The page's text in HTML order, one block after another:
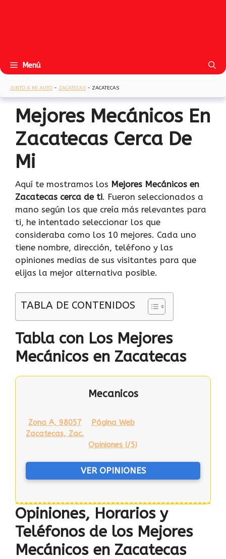
Menú
JUNTO A MI AUTO - ZACATECAS - ZACATECAS
Mejores Mecánicos En
Zacatecas Cerca De
Mi
Aquí te mostramos los Mejores Mecánicos en
Zacatecas cerca de ti. Fueron seleccionados a
mano según los que creía más relevantes para
ti, he intentado seleccionar los que
consideraba como los 10 mejores. Cada uno
tiene nombre, dirección, teléfono y las
opiniones medias de sus visitantes para que
elijas la mejor alternativa posible.
TABLA DE CONTENIDOS
Tabla con Los Mejores
Mecánicos en Zacatecas
Mecanicos
Zona A, 98057
Zacatecas, Zac.
Página Web
Opiniones (/5)
VER OPINIONES
Opiniones, Horarios y
Teléfonos de los Mejores
Mecánicos en Zacatecas